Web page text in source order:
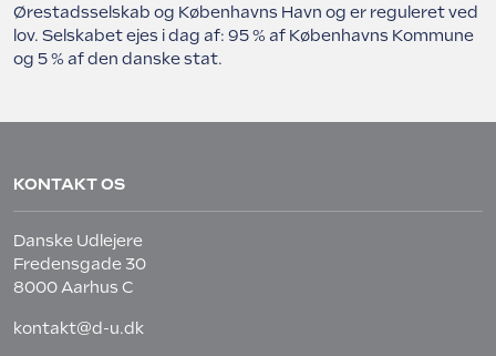
Ørestadsselskab og Københavns Havn og er reguleret ved
lov. Selskabet ejes i dag af: 95 % af Københavns Kommune
og 5 % af den danske stat.
KONTAKT OS
Danske Udlejere
Fredensgade 30
8000 Aarhus C
kontakt@d-u.dk